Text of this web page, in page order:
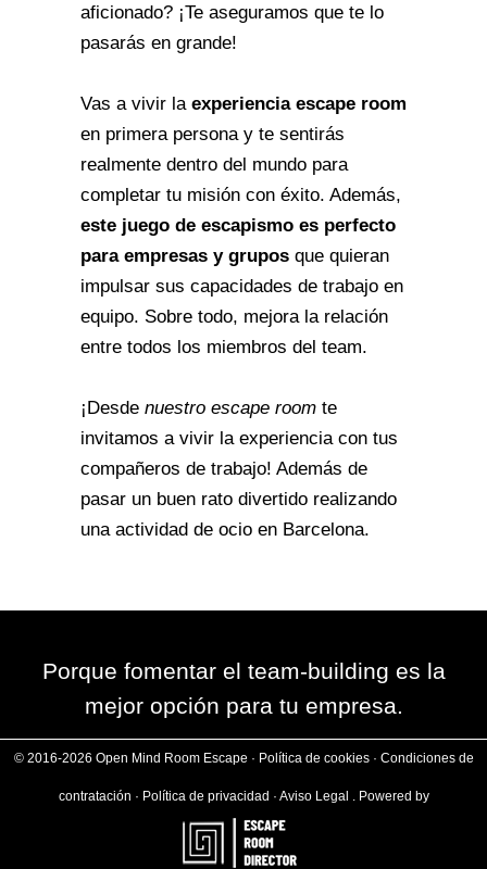
aficionado? ¡Te aseguramos que te lo
pasarás en grande!
Vas a vivir la experiencia escape room
en primera persona y te sentirás
realmente dentro del mundo para
completar tu misión con éxito. Además,
este juego de escapismo es perfecto
para empresas y grupos que quieran
impulsar sus capacidades de trabajo en
equipo. Sobre todo, mejora la relación
entre todos los miembros del team.
¡Desde nuestro escape room te
invitamos a vivir la experiencia con tus
compañeros de trabajo! Además de
pasar un buen rato divertido realizando
una actividad de ocio en Barcelona.
Porque fomentar el team-building es la
mejor opción para tu empresa.
© 2016-2026 Open Mind Room Escape · Política de cookies· Condiciones de
contratación · Política de privacidad · Aviso Legal . Powered by